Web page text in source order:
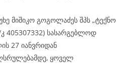
მიშიკო გოგოლაძეს შპს „ტექნო
405307332) სასარგებლოდ
27 იანვრიდან
ყოველ